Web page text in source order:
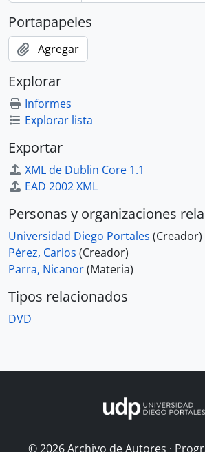
Portapapeles
Agregar
Explorar
Informes
Explorar lista
Exportar
XML de Dublin Core 1.1
EAD 2002 XML
Personas y organizaciones
Universidad Diego Portales (Creador)
Pérez, Carlos (Creador)
Parra, Nicanor(Materia)
Tipos relacionados
DVD
© 2026 Archivo de Autores ·